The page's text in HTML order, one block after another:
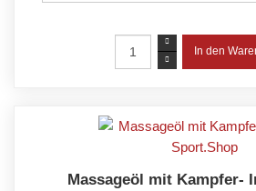
Massageöl mit Kampfer-